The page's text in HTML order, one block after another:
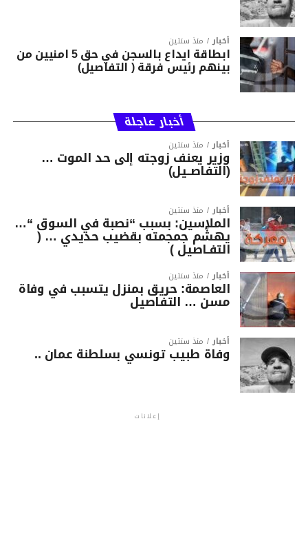
أخبار منذ سنتين
ابطاقة ايداع بالسجن في حق 5 امنيين من
بينهم رئيس فرقة ( التفاصيل)
أخبار عاجلة
أخبار منذ سنتين
وزير يعنف زوجته إلى حد الموت …
(التفاصــيل)
أخبار منذ سنتين
الملاسين: بسبب “نصبة في السوق “…
يهشّم جمجمته بقضيب حديدي … (
التفـاصيل )
أخبار منذ سنتين
العاصمة: حريق بمنزل يتسبب في وفاة
مسن … التفاصيل
أخبار منذ سنتين
وفاة طبيب تونسي بسلطنة عمان ..
إعلانات